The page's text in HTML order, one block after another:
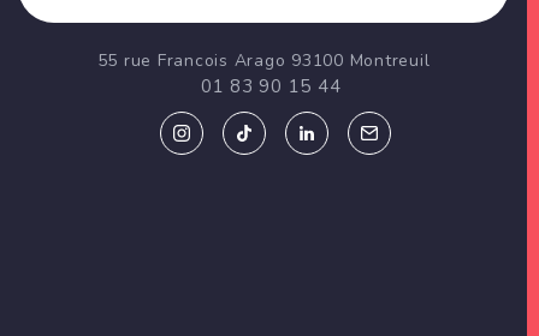
55 rue Francois Arago 93100 Montreuil
01 83 90 15 44